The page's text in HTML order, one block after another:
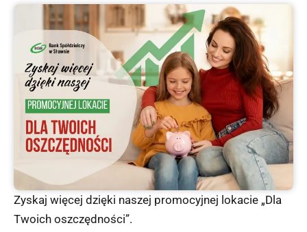
Zyskaj więcej dzięki naszej promocyjnej lokacie „Dla
Twoich oszczędności”.